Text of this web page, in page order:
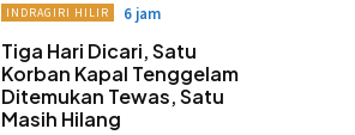
INDRAGIRI HILIR 6 jam
Tiga Hari Dicari, Satu
Korban Kapal Tenggelam
Ditemukan Tewas, Satu
Masih Hilang